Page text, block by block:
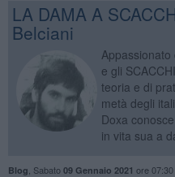
LA DAMA A
Belciani
e gli
teoria e di
metà degli
Doxa
in vita sua a
Blog Sabato 09 Gennaio 2021 ore 07:30